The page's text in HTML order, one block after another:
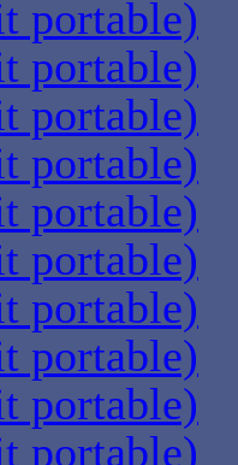
portable)
portable)
portable)
portable)
portable)
portable)
portable)
portable)
portable)
portable)